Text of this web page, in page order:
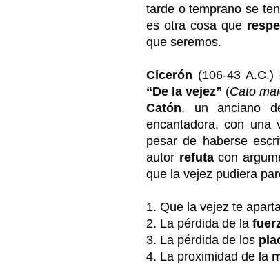
tarde o temprano se
es otra cosa que
que seremos.
Cicerón (106-43
“De la vejez” (Cato
Catón, un anciano
encantadora, con una
pesar de haberse
autor refutacon
que la vejez pudiera
1. Que la vejez te
2. La pérdida de la
3. La pérdida de los
4. La proximidad de la